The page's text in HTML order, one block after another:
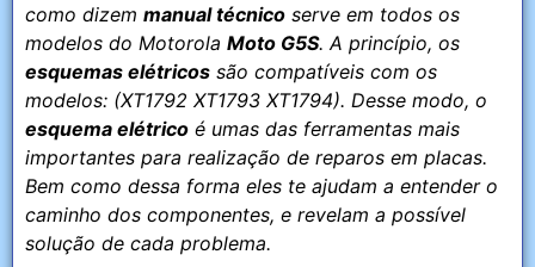
como dizem manual técnico serve em todos os
modelos do Motorola Moto G5S. A princípio, os
esquemas elétricos são compatíveis com os
modelos: (XT1792 XT1793 XT1794). Desse modo, o
esquema elétrico é umas das ferramentas mais
importantes para realização de reparos em placas.
Bem como dessa forma eles te ajudam a entender o
caminho dos componentes, e revelam a possível
solução de cada problema.